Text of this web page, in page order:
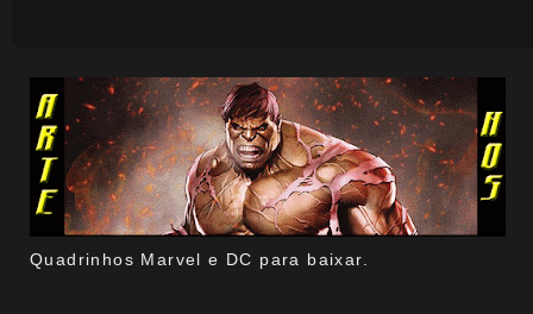
Quadrinhos Marvel e DC para baixar.